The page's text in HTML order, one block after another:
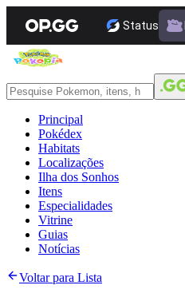
Status
Principal
Pokédex
Habitats
Localizações
Ilha dos Sonhos
Itens
Especialidades
Vitrine
Guias
Notícias
Voltar para Lista